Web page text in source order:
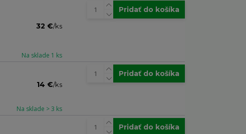
32 €/ks
Na sklade 1 ks
Pridať do košíka
14 €/ks
Na sklade > 3 ks
Pridať do košíka
Pridať do košíka